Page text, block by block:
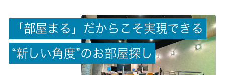
駐車場/料金
無/-
「 部屋 ま る 」 だ か ら こ そ実現で き る
“新 し い角 度”のお部屋探 し